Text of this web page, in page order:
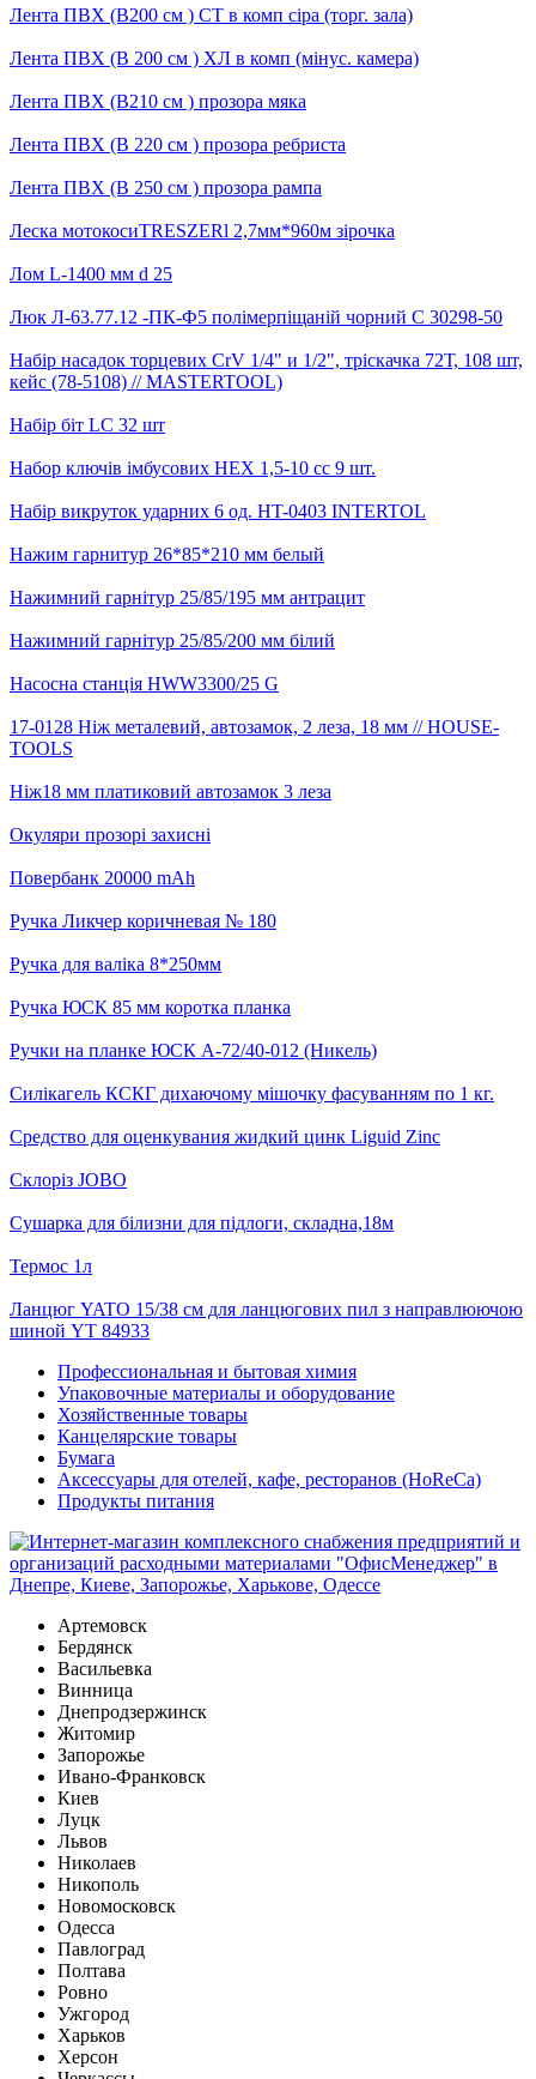
Лента ПВХ (В200 см ) СТ в комп сіра (торг. зала)
Лента ПВХ (В 200 см ) ХЛ в комп (мінус. камера)
Лента ПВХ (В210 см ) прозора мяка
Лента ПВХ (В 220 см ) прозора ребриста
Лента ПВХ (В 250 см ) прозора рампа
Леска мотокосиTRESZERl 2,7мм*960м зірочка
Лом L-1400 мм d 25
Люк Л-63.77.12 -ПК-Ф5 полімерпіщаній чорний С 30298-50
Набір насадок торцевих CrV 1/4" и 1/2", трiскачка 72Т, 108 шт,
кейс (78-5108) // MASTERTOOL)
Набір біт LC 32 шт
Набор ключів імбусових HEX 1,5-10 cc 9 шт.
Набір викруток ударних 6 од. HT-0403 INTERTOL
Нажим гарнитур 26*85*210 мм белый
Нажимний гарнітур 25/85/195 мм антрацит
Нажимний гарнітур 25/85/200 мм білий
Насосна станція HWW3300/25 G
17-0128 Ніж металевий, автозамок, 2 леза, 18 мм // HOUSE-
TOOLS
Ніж18 мм платиковий автозамок 3 леза
Окуляри прозорі захисні
Повербанк 20000 mAh
Ручка Ликчер коричневая № 180
Ручка для валіка 8*250мм
Ручка ЮСК 85 мм коротка планка
Ручки на планке ЮСК A-72/40-012 (Никель)
Силікагель КСКГ дихаючому мішочку фасуванням по 1 кг.
Средство для оценкувания жидкий цинк Liguid Zinc
Склоріз JOBO
Сушарка для білизни для підлоги, складна,18м
Термос 1л
Ланцюг YATO 15/38 см для ланцюгових пил з направлюючою
шиной YT 84933
Профессиональная и бытовая химия
Упаковочные материалы и оборудование
Хозяйственные товары
Канцелярские товары
Бумага
Аксессуары для отелей, кафе, ресторанов (HoReCa)
Продукты питания
Артемовск
Бердянск
Васильевка
Винница
Днепродзержинск
Житомир
Запорожье
Ивано-Франковск
Киев
Луцк
Львов
Николаев
Никополь
Новомосковск
Одесса
Павлоград
Полтава
Ровно
Ужгород
Харьков
Херсон